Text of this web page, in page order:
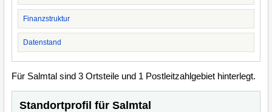
Finanzstruktur
Datenstand
Für Salmtal sind 3 Ortsteile und 1 Postleitzahlgebiet hinterlegt.
Standortprofil für Salmtal